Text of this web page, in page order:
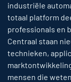
industriële
totaal platform
professionals en
Centraal staan
technieken,
mensen die